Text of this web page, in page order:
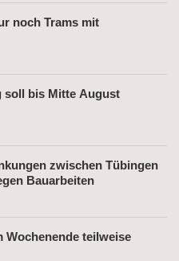
noch Trams mit
soll bis Mitte August
zwischen Tübingen
Bauarbeiten
Wochenende teilweise